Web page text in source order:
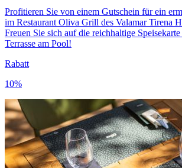
Profitieren Sie von einem Gutschein für ein
im Restaurant Oliva Grill des Valamar Tirena
Freuen Sie sich auf die reichhaltige
Terrasse am Pool!
Rabatt
10%